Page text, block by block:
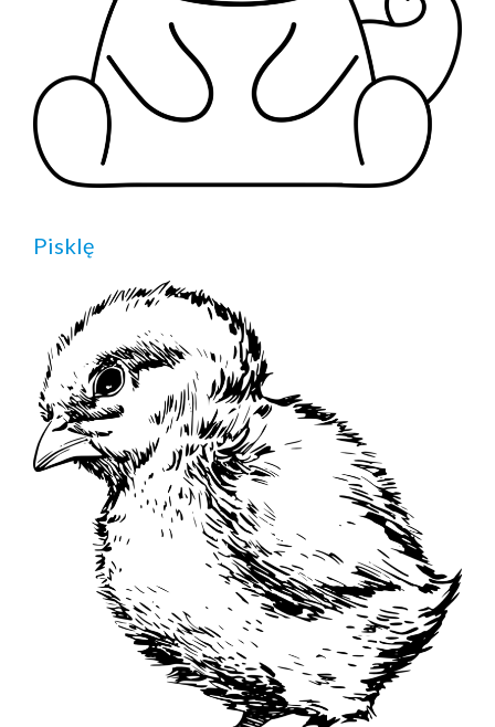
Pisklę